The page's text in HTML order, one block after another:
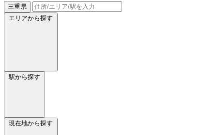
三重県
エリアから探す
駅から探す
現在地から探す